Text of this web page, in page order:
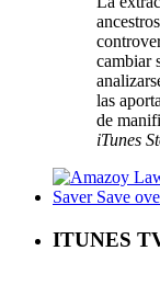
cambiar
las
de
iTunes
ITUNES